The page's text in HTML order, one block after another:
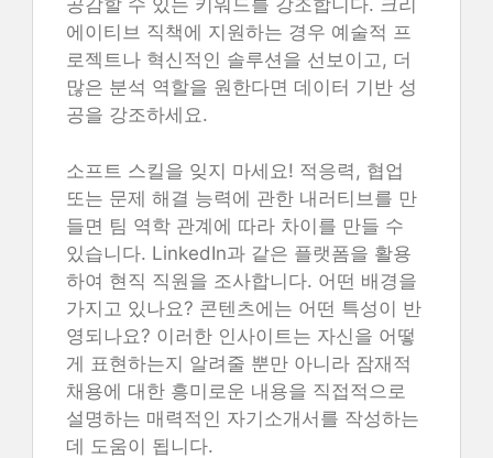
공감할 수 있는 키워드를 강조합니다. 크리
에이티브 직책에 지원하는 경우 예술적 프
로젝트나 혁신적인 솔루션을 선보이고, 더
많은 분석 역할을 원한다면 데이터 기반 성
공을 강조하세요.
소프트 스킬을 잊지 마세요! 적응력, 협업
또는 문제 해결 능력에 관한 내러티브를 만
들면 팀 역학 관계에 따라 차이를 만들 수
있습니다. LinkedIn과 같은 플랫폼을 활용
하여 현직 직원을 조사합니다. 어떤 배경을
가지고 있나요? 콘텐츠에는 어떤 특성이 반
영되나요? 이러한 인사이트는 자신을 어떻
게 표현하는지 알려줄 뿐만 아니라 잠재적
채용에 대한 흥미로운 내용을 직접적으로
설명하는 매력적인 자기소개서를 작성하는
데 도움이 됩니다.